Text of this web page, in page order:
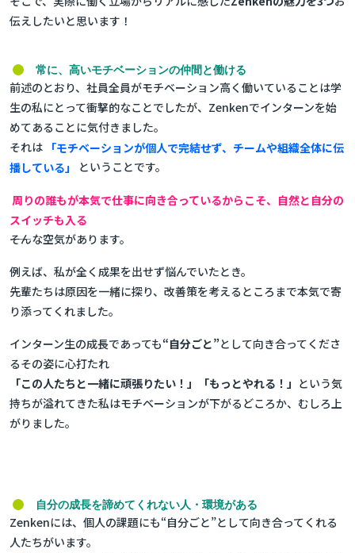
伝えしたいと思います！
常に、高いモチベーションの仲間と働ける
前述のとおり、社員全員がモチベーション高く働いていることは学
生の私にとって衝撃的なことでしたが、Zenkenでインターンを始
めてあることに気付きました。
それは 「モチベーションが個人で完結せず、チームや組織全体に伝
播している」
ということです。
周りの誰もが本気で仕事に向き合っているからこそ、自然と自分の
スイッチも入る
――そんな空気があります。
例えば、私が全く成果を出せず悩んでいたとき。
先輩たちは原因を一緒に探り、改善策を考えるところまで本気で寄
り添ってくれました。
インターン生の成長であっても“自分ごと”として向き合ってくださ
るその姿に心打たれ
「この人たちと一緒に頑張りたい！」「もっとやれる！」 という気
持ちが溢れてきた私はモチベーションが下がるどころか、むしろ上
がりました。
自分の成長を諦めてくれない人・環境がある
Zenkenには、個人の課題にも“自分ごと”として向き合ってくれる
人たちがいます。